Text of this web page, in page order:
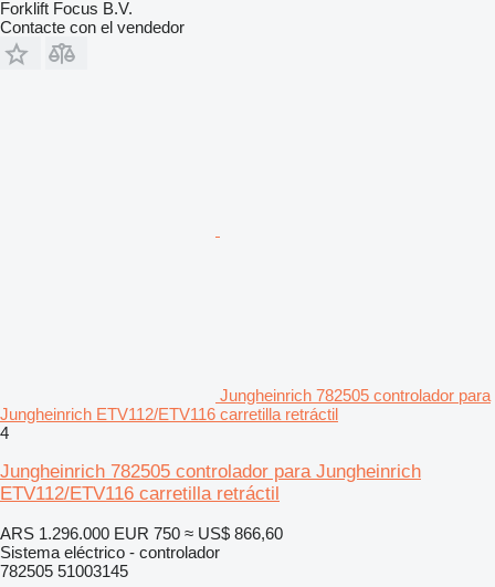
Forklift Focus B.V.
Contacte con el vendedor
Jungheinrich 782505 controlador para
Jungheinrich ETV112/ETV116 carretilla retráctil
4
Jungheinrich 782505 controlador para Jungheinrich
ETV112/ETV116 carretilla retráctil
ARS 1.296.000 EUR 750 ≈ US$ 866,60
Sistema eléctrico - controlador
782505 51003145